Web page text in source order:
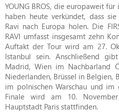
YOUNG BROS, die europaweit
haben heute verkündet, dass
Ravi nach Europa holen. Die
RAVI umfasst insgesamt zehn
Auftakt der Tour wird am 27.
Istanbul sein. Anschließend
Madrid, Wien im Nachbarland
Niederlanden, Brüssel in Belgien,
im polnischen Warschau und im
Finale wird am 10.
Hauptstadt Paris stattfinden.